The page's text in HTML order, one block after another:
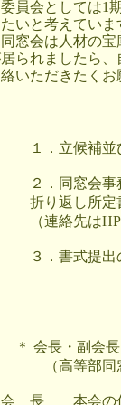
会としては1期
いと考えていま
会は人材の宝
られましたら
いただきたくお
．立候補並び
同窓会事務局
り返し所定書
絡先はHPト
書式提出の締
＊ 会長・副会
高等部同窓会
長 本会の代表